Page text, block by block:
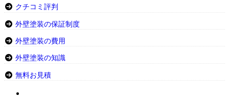
クチコミ評判
外壁塗装の保証制度
外壁塗装の費用
外壁塗装の知識
無料お見積